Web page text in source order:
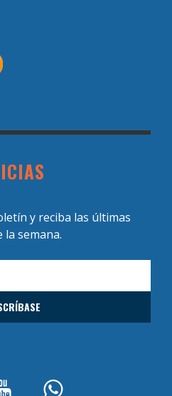
y reciba las últimas
la semana.